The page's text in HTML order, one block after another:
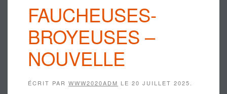
FAUCHEUSES-
BROYEUSES –
NOUVELLE
ÉCRIT PAR WWW2020ADM LE 20 JUILLET 2025